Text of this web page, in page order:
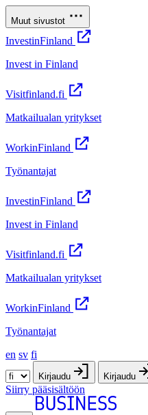
Muut sivustot
InvestinFinland
Invest in Finland
Visitfinland.fi
Matkailualan yritykset
WorkinFinland
Työnantajat
InvestinFinland
Invest in Finland
Visitfinland.fi
Matkailualan yritykset
WorkinFinland
Työnantajat
en sv fi
Kirjaudu Kirjaudu
Siirry pääsisältöön